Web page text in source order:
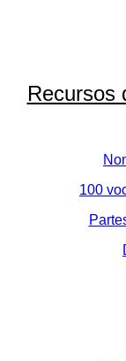
Recursos
100